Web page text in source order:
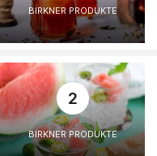
BIRKNER PRODUKTE
2
BIRKNER PRODUKTE